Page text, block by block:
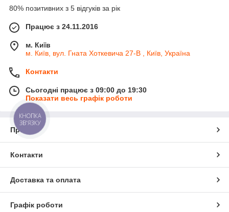
80% позитивних з 5 відгуків за рік
Працює з 24.11.2016
м. Київ
м. Київ, вул. Гната Хоткевича 27-В , Київ, Україна
Контакти
Сьогодні працює з 09:00 до 19:30
Показати весь графік роботи
Про нас
Контакти
Доставка та оплата
Графік роботи
КНОПКА
ЗВ'ЯЗКУ